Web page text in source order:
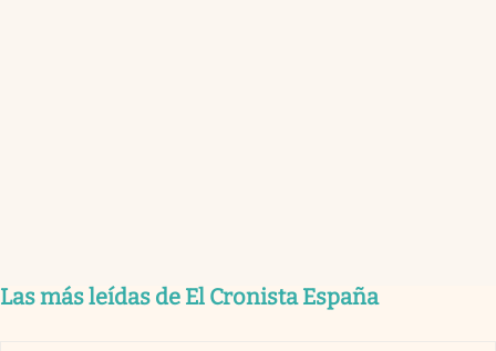
Las más leídas de El Cronista España